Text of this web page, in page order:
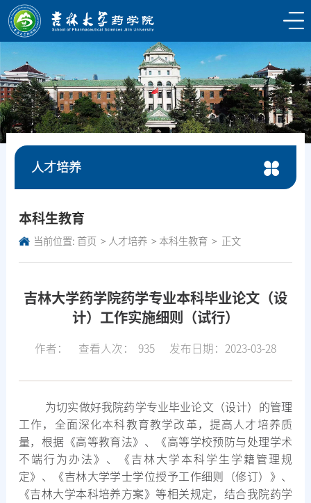
人才培养
本科生教育
当前位置: 首页 人才培养 本科生教育 正文
吉林大学药学院药学专业本科毕业论文（设
计）工作实施细则（试行）
作者： 查看人次： 935 发布日期：2023-03-28
为切实做好我院药学专业毕业论文（设计）的管理
工作，全面深化本科教育教学改革，提高人才培养质
量，根据《高等教育法》、《高等学校预防与处理学术
不端行为办法》、《吉林大学本科学生学籍管理规
定》、《吉林大学学士学位授予工作细则（修订）》、
《吉林大学本科培养方案》等相关规定，结合我院药学